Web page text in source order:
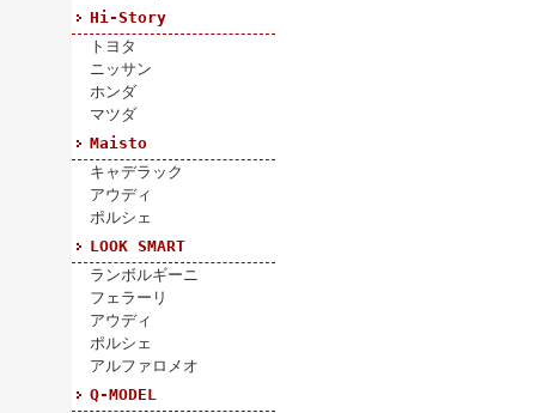
Hi-Story
トヨタ
ニッサン
ホンダ
マツダ
Maisto
キャデラック
アウディ
ポルシェ
LOOK SMART
ランボルギーニ
フェラーリ
アウディ
ポルシェ
アルファロメオ
Q-MODEL